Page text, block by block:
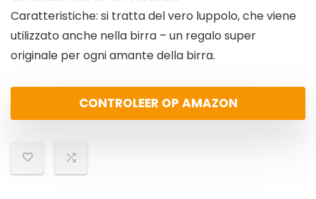
Caratteristiche: si tratta del vero luppolo, che viene
utilizzato anche nella birra – un regalo super
originale per ogni amante della birra.
CONTROLEER OP AMAZON